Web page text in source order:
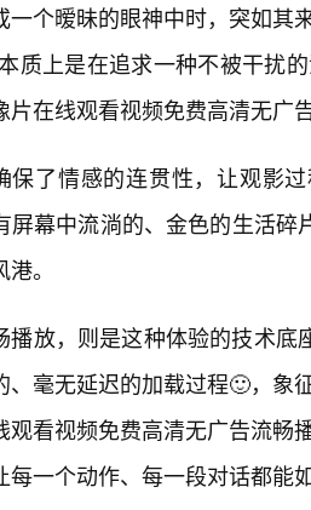
一个暧昧的眼神中时，突如其
质上是在追求一种不被干扰
片在线观看视频免费高清无广
保了情感的连贯性，让观影
屏幕中流淌的、金色的生活
。
播放，则是这种体验的技术
、毫无延迟的加载过程🙂，象
观看视频免费高清无广告流畅
每一个动作、每一段对话都能